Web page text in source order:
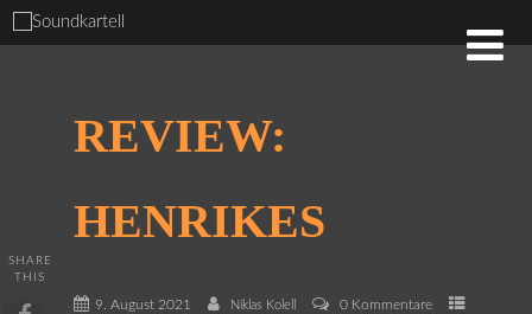
REVIEW:
HENRIKES
9. August 2021 Niklas Kolell
0 Kommentare
SHARE
THIS